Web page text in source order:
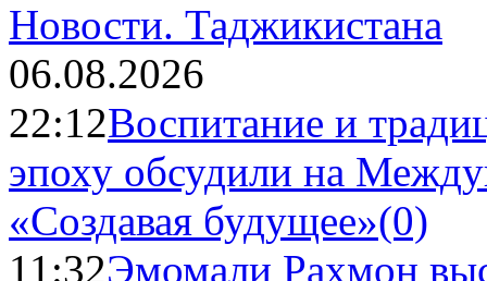
Новости. Таджикистана
06.08.2026
22:12Воспитание и
эпоху обсудили на
«Создавая будущее»(0)
11:32Эмомали Рахмон